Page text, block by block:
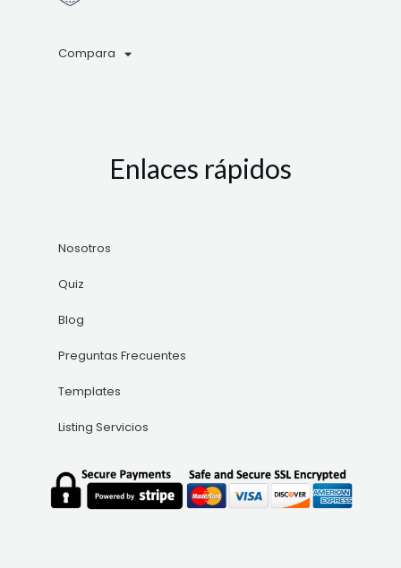
Compara
Enlaces rápidos
Nosotros
Quiz
Blog
Preguntas Frecuentes
Templates
Listing Servicios